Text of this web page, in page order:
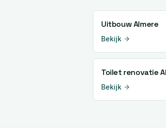
UitbouwAlmere
Bekijk
Toilet renovatie
Bekijk